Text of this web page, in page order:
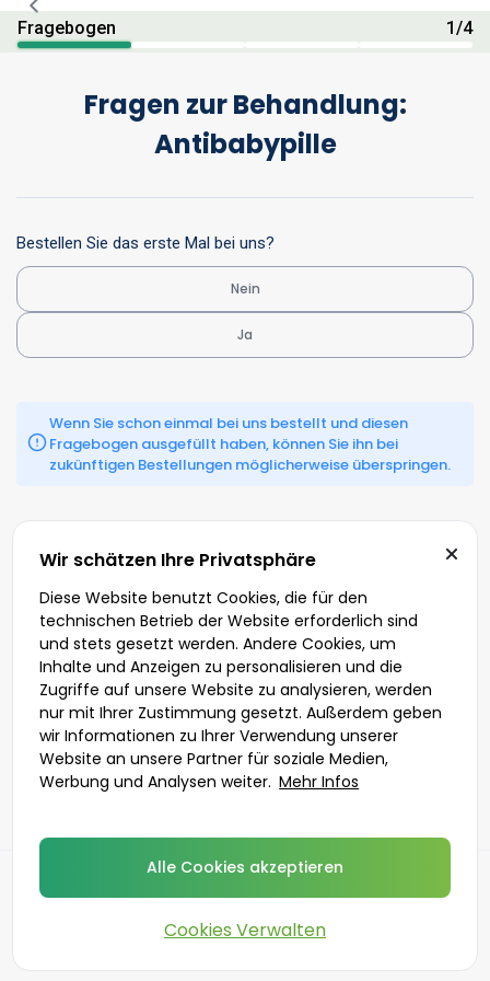
Fragebogen 1/4
Fragen zur Behandlung:
Antibabypille
Bestellen Sie das erste Mal bei uns?
Nein
Ja
Wenn Sie schon einmal bei uns bestellt und diesen
Fragebogen ausgefüllt haben, können Sie ihn bei
zukünftigen Bestellungen möglicherweise überspringen.
Zurück
©2026DoktorABC.com
Wir schätzen Ihre Privatsphäre
Diese Website benutzt Cookies, die für den
technischen Betrieb der Website erforderlich sind
und stets gesetzt werden. Andere Cookies, um
Inhalte und Anzeigen zu personalisieren und die
Zugriffe auf unsere Website zu analysieren, werden
nur mit Ihrer Zustimmung gesetzt. Außerdem geben
wir Informationen zu Ihrer Verwendung unserer
Website an unsere Partner für soziale Medien,
Werbung und Analysen weiter. Mehr Infos
Alle Cookies akzeptieren
Cookies Verwalten